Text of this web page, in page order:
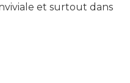
et surtout dans